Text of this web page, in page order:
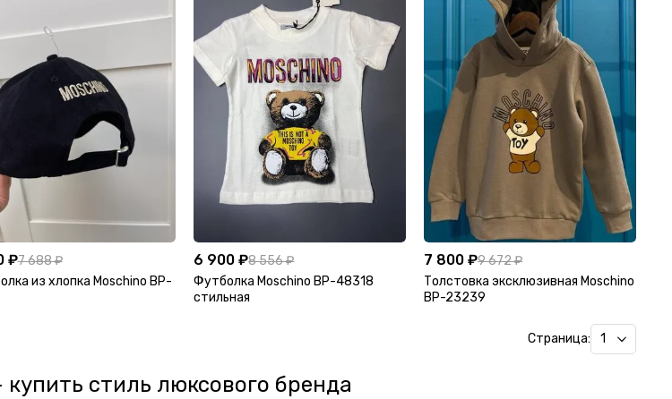
₽7 688 ₽
из хлопка Moschino BP-
6 900 ₽8 556 ₽
Футболка Moschino BP-48318
стильная
7 800 ₽9 672 ₽
Толстовка эксклюзивная Moschino
BP-23239
Страница:
стиль люксового бренда